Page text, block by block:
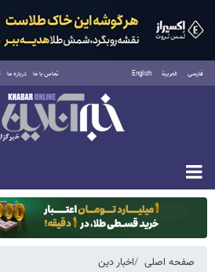
فارسی العربية English تماس با ما درباره ما
دوشنبه ۱۹ مرداد ۱۴۰۵
صفحه اصلی اخبار دین